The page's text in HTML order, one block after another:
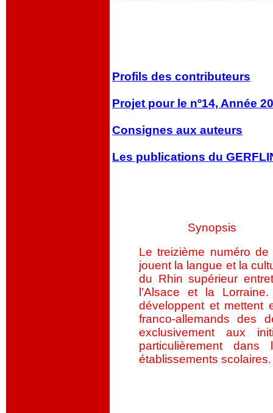
Profils des contributeurs
Projet pour le nº14, Année
Consignes aux auteurs
Les publications du
Synopsis
Le treizième numéro
jouent la langue et la
du Rhin supérieur
l’Alsace et la
développent et mettent
franco-allemands des
exclusivement aux
particulièrement
établissements scolaires.